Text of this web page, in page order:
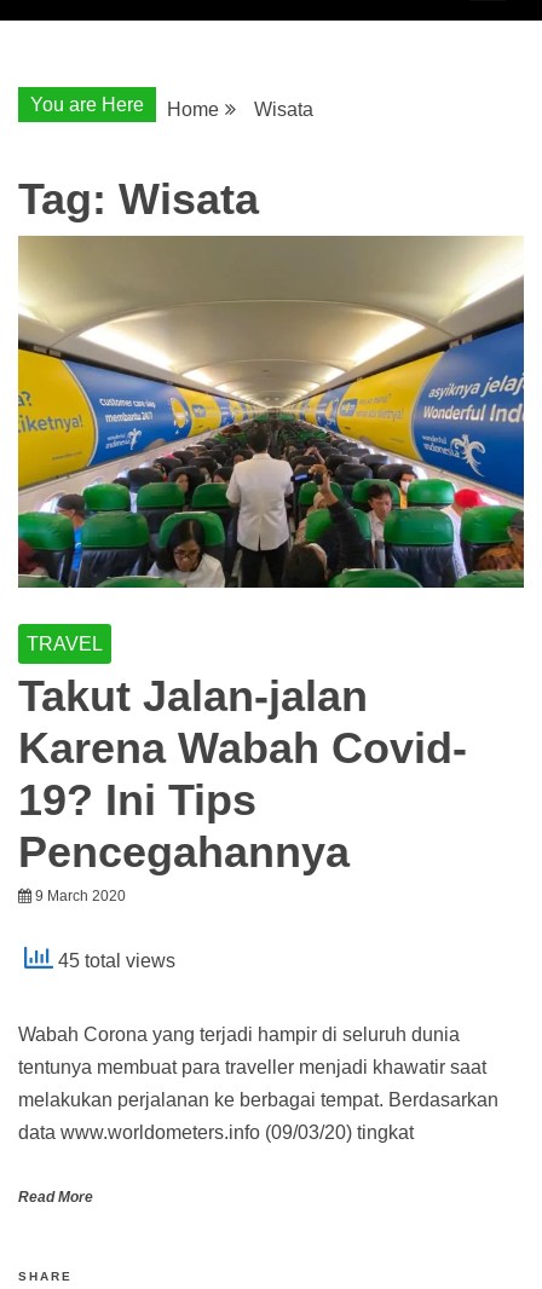
You are Here Home Wisata
Tag: Wisata
TRAVEL
Takut Jalan-jalan
Karena Wabah Covid-
19? Ini Tips
Pencegahannya
9 March 2020
45 total views
Wabah Corona yang terjadi hampir di seluruh dunia
tentunya membuat para traveller menjadi khawatir saat
melakukan perjalanan ke berbagai tempat. Berdasarkan
data www.worldometers.info (09/03/20) tingkat
Read More
SHARE